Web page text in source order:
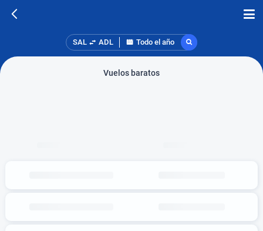
SAL ADL Todo el año
Vuelos baratos